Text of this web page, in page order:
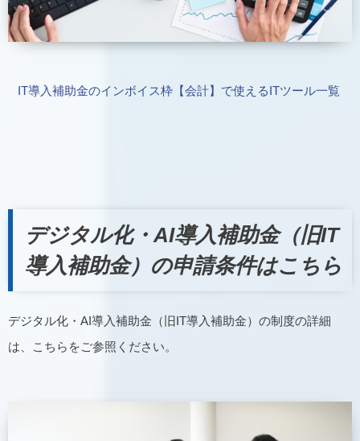
IT導入補助金のインボイス枠【会計】で使えるITツール一覧
デジタル化・AI導入補助金（旧IT
導入補助金）の申請条件はこちら
デジタル化・AI導入補助金（旧IT導入補助金）の制度の詳細
は、こちらをご参照ください。